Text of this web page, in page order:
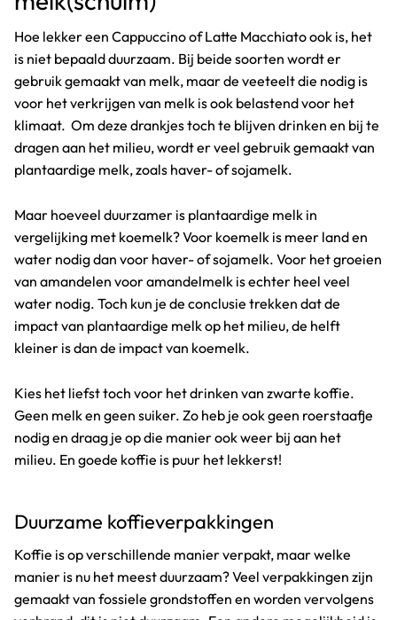
Hoe lekker een Cappuccino of Latte Macchiato ook is, het
is niet bepaald duurzaam. Bij beide soorten wordt er
gebruik gemaakt van melk, maar de veeteelt die nodig is
voor het verkrijgen van melk is ook belastend voor het
klimaat. Om deze drankjes toch te blijven drinken en bij te
dragen aan het milieu, wordt er veel gebruik gemaakt van
plantaardige melk, zoals haver- of sojamelk.
Maar hoeveel duurzamer is plantaardige melk in
vergelijking met koemelk? Voor koemelk is meer land en
water nodig dan voor haver- of sojamelk. Voor het groeien
van amandelen voor amandelmelk is echter heel veel
water nodig. Toch kun je de conclusie trekken dat de
impact van plantaardige melk op het milieu, de helft
kleiner is dan de impact van koemelk.
Kies het liefst toch voor het drinken van zwarte koffie.
Geen melk en geen suiker. Zo heb je ook geen roerstaafje
nodig en draag je op die manier ook weer bij aan het
milieu. En goede koffie is puur het lekkerst!
Duurzame koffieverpakkingen
Koffie is op verschillende manier verpakt, maar welke
manier is nu het meest duurzaam? Veel verpakkingen zijn
gemaakt van fossiele grondstoffen en worden vervolgens